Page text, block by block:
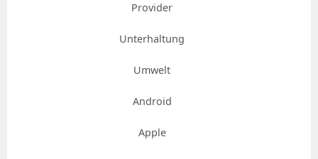
Provider
Unterhaltung
Umwelt
Android
Apple